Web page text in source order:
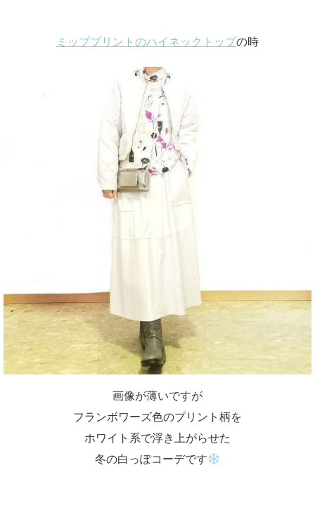
ミッププリントのハイネックトップの時
画像が薄いですが
フランボワーズ色のプリント柄を
ホワイト系で浮き上がらせた
冬の白っぽコーデです